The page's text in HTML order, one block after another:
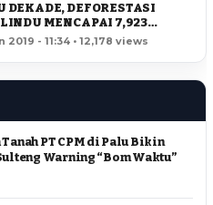
DEKADE, DEFORESTASI
MENCAPAI 7,923
2019 - 11:34 • 12,178 views
PT CPM di Palu Bikin
Warning “Bom Waktu”